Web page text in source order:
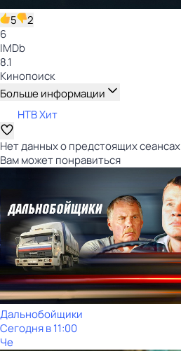
5
2
6
IMDb
8.1
Кинопоиск
Больше информации
НТВ Хит
Нет данных о предстоящих сеансах
Вам может понравиться
Дальнобойщики
Сегодня в 11:00
Че